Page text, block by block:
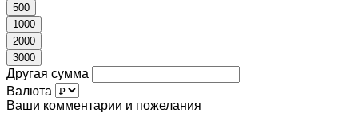
500
1000
2000
3000
Другая сумма
Валюта
Ваши комментарии и пожелания